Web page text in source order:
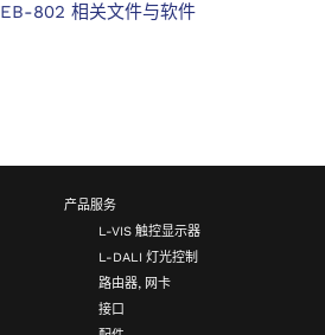
802 相关文件与软件
产品服务
L-VIS 触控显示器
L-DALI 灯光控制
路由器, 网卡
接口